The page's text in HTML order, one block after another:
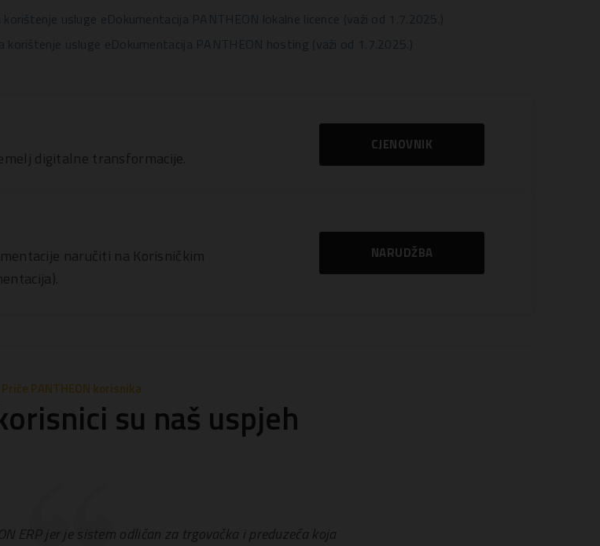
usluge eDokumentacija PANTHEON lokalne licence (važi od 1.7.2025.)
korištenje usluge eDokumentacija PANTHEON hosting (važi od 1.7.2025.)
digitalne transformacije.
CJENOVNIK
naručiti na Korisničkim
NARUDŽBA
Priče PANTHEON korisnika
su naš uspjeh
ERP jer je sistem odličan za trgovačka i preduzeća koja